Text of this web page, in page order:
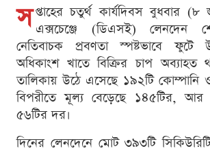
স প্তাহের চতুর্থ কার্যদিবস বুধবার
এক্সচেঞ্জে (ডিএসই) লেনদেন
নেতিবাচক প্রবণতা স্পষ্টভাবে ফুটে
অধিকাংশ খাতে বিক্রির চাপ অব্যাহত
তালিকায় উঠে এসেছে ১৯২টি কোম্পানি
বিপরীতে মূল্য বেড়েছে ১৪৫টির, আর
৫৬টির দর।
দিনের লেনদেনে মোট ৩৯৩টি